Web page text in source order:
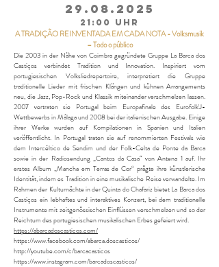
29.08.2025
21:00 Uhr
A TRADIÇÃO REINVENTADA EM CADA NOTA - Volksmusik
– Todo o público
Die 2003 in der Nähe von Coimbra gegründete Gruppe La Barca dos
Castiços verbindet Tradition und Innovation. Inspiriert vom
portugiesischen Volksliedrepertoire, interpretiert die Gruppe
traditionelle Lieder mit frischen Klängen und kühnen Arrangements
neu, die Jazz, Pop-Rock und Klassik miteinander verschmelzen lassen.
2007 vertraten sie Portugal beim Europafinale des Eurofolk'J-
Wettbewerbs in Málaga und 2008 bei der italienischen Ausgabe. Einige
ihrer Werke wurden auf Kompilationen in Spanien und Italien
veröffentlicht. In Portugal traten sie auf renommierten Festivals wie
dem Intercéltico de Sendim und der Folk-Celta de Ponte da Barca
sowie in der Radiosendung „Cantos da Casa“ von Antena 1 auf. Ihr
erstes Album „Mancha em Terras de Cor“ prägte ihre künstlerische
Identität, indem es Tradition in eine musikalische Reise verwandelte. Im
Rahmen der Kulturnächte in der Quinta do Chafariz bietet La Barca dos
Castiços ein lebhaftes und interaktives Konzert, bei dem traditionelle
Instrumente mit zeitgenössischen Einflüssen verschmelzen und so der
Reichtum des portugiesischen musikalischen Erbes gefeiert wird.
https://abarcadoscasticos.com/
https://www.facebook.com/abarca.doscasticos/
http://youtube.com/c/barcacasticos
https://www.instagram.com/barcadoscasticos/